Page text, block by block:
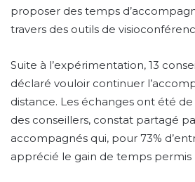
proposer des temps
travers des outils de
Suite à l’expérimentation, 13
déclaré vouloir continuer
distance. Les échanges ont été
des conseillers, constat partagé
accompagnés qui, pour 73%
apprécié le gain de temps permis